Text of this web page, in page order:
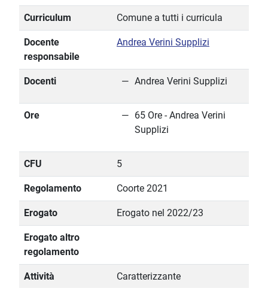
Curriculum Comune a tutti i curricula
Docente
responsabile
Andrea Verini Supplizi
Docenti Andrea Verini Supplizi
Ore
65 Ore - Andrea Verini
Supplizi
CFU 5
Regolamento Coorte 2021
Erogato Erogato nel 2022/23
Erogato altro
regolamento
Attività Caratterizzante